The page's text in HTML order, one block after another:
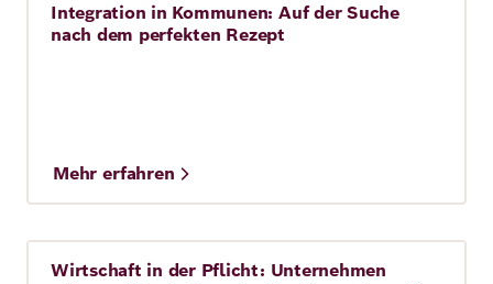
Story
Integration in Kommunen: Auf der Suche
nach dem perfekten Rezept
Mehr erfahren
Story
Wirtschaft in der Pflicht: Unternehmen